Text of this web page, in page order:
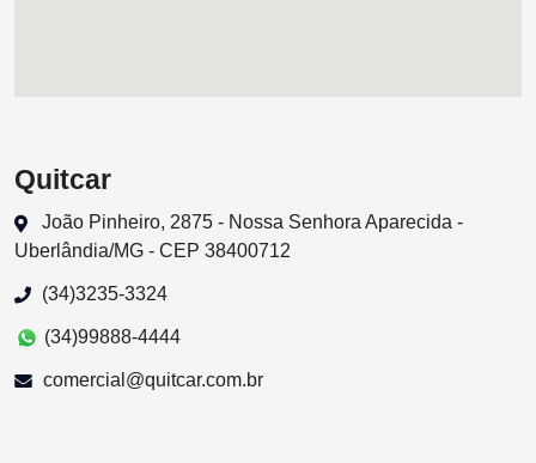
Quitcar
João Pinheiro, 2875 - Nossa Senhora Aparecida -
Uberlândia/MG - CEP 38400712
(34)3235-3324
(34)99888-4444
comercial@quitcar.com.br